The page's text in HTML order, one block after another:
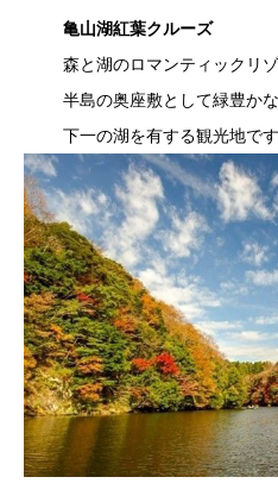
亀山湖紅葉クルーズ
森と湖のロマンティックリ
半島の奥座敷として緑豊か
下一の湖を有する観光地です